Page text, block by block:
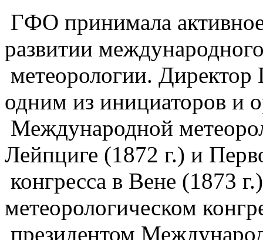
ГФО принимала
развитии
метеорологии.
одним из инициаторов и
Международной
Лейпциге (1872 г.) и
конгресса в Вене (1873
метеорологическом
президентом